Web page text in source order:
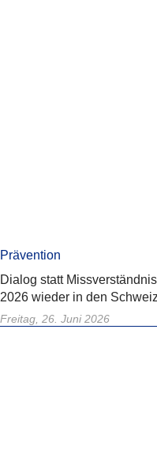
Prävention
Dialog statt
2026 wieder in den
Freitag, 26. Juni 2026